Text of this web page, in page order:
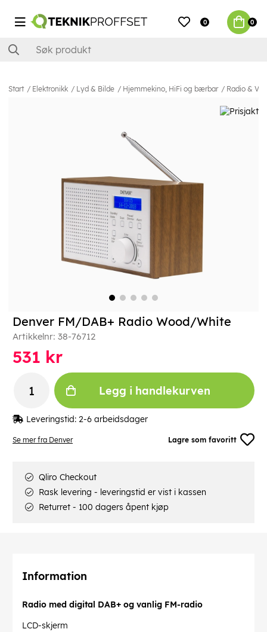
0 0
Start Elektronikk Lyd & Bilde Hjemmekino, HiFi og bærbar Radio &
Se mer fra Denver Lagre som favoritt
Denver FM/DAB+ Radio Wood/White
Artikkelnr: 38-76712
531 kr
Legg i handlekurven
Leveringstid: 2-6 arbeidsdager
Qliro Checkout
Rask levering - leveringstid er vist i kassen
Returret - 100 dagers åpent kjøp
Information
Radio med digital DAB+ og vanlig FM-radio
LCD-skjerm